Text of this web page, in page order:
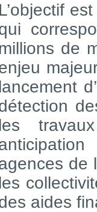
L’objectif
millions de
lancement
les
de
les
aides